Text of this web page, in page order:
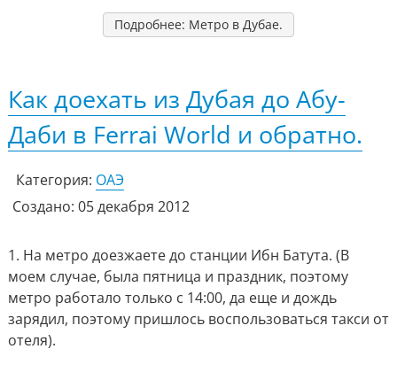
Подробнее: Метро в Дубае.
Как доехать из Дубая до Абу-
Даби в Ferrai World и обратно.
Категория: ОАЭ
Создано: 05 декабря 2012
1. На метро доезжаете до станции Ибн Батута. (В
моем случае, была пятница и праздник, поэтому
метро работало только с 14:00, да еще и дождь
зарядил, поэтому пришлось воспользоваться такси от
отеля).